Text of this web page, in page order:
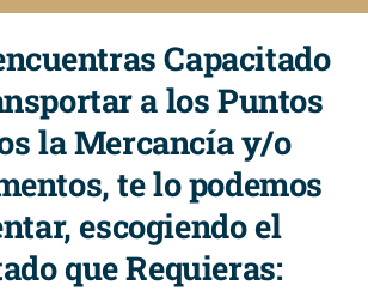
Capacitado
a los Puntos
la Mercancía y/o
te lo podemos
escogiendo el
que Requieras: